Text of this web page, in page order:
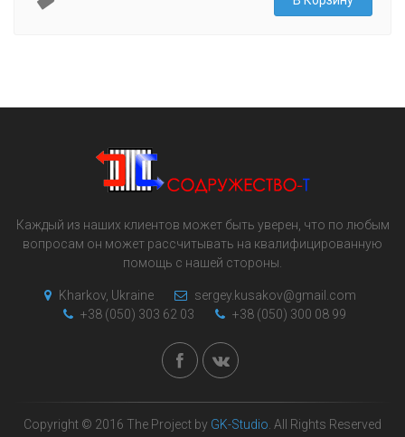
Каждый из наших клиентов может быть уверен, что по любым
вопросам он может рассчитывать на квалифицированную
помощь с нашей стороны.
Kharkov, Ukraine
sergey.kusakov@gmail.com
+38 (050) 303 62 03
+38 (050) 300 08 99
Copyright © 2016 The Project by GK-Studio . All Rights Reserved